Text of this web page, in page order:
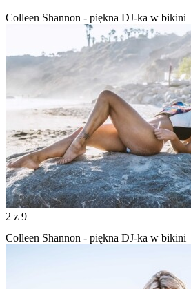
Colleen Shannon - piękna DJ-ka w bikini
2 z 9
Colleen Shannon - piękna DJ-ka w bikini